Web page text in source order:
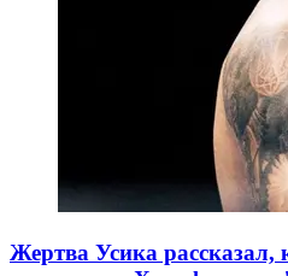
Жертва Усика